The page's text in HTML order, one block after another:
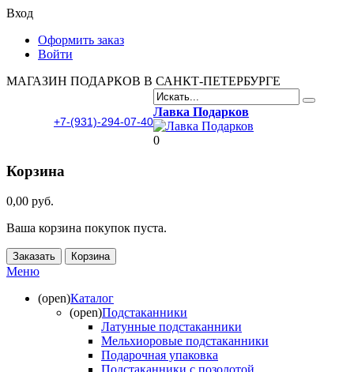
Вход
Оформить заказ
Войти
МАГАЗИН ПОДАРКОВ В САНКТ-ПЕТЕРБУРГЕ
+7-(931)-294-07-40
Лавка Подарков
0
Корзина
0,00 руб.
Ваша корзина покупок пуста.
Заказать Корзина
Меню
(open)Каталог
(open)Подстаканники
Латунные подстаканники
Мельхиоровые подстаканники
Подарочная упаковка